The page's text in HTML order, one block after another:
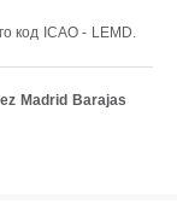
код ICAO - LEMD.
Madrid Barajas